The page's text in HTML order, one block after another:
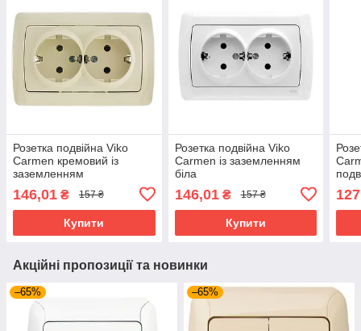
Розетка подвійна Viko
Carmen кремовий із
заземленням
146,01 ₴ 157 ₴
Купити
Розетка подвійна Viko
Carmen із заземленням
біла
146,01₴ 157 ₴
Купити
Акційні пропозиції та новинки
–65% –65%